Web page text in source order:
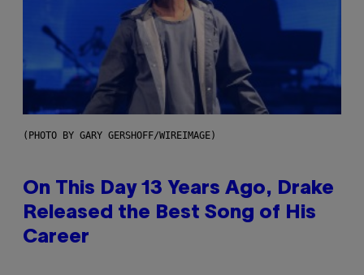
(PHOTO BY GARY GERSHOFF/WIREIMAGE)
On This Day 13 Years Ago, Drake
Released the Best Song of His
Career